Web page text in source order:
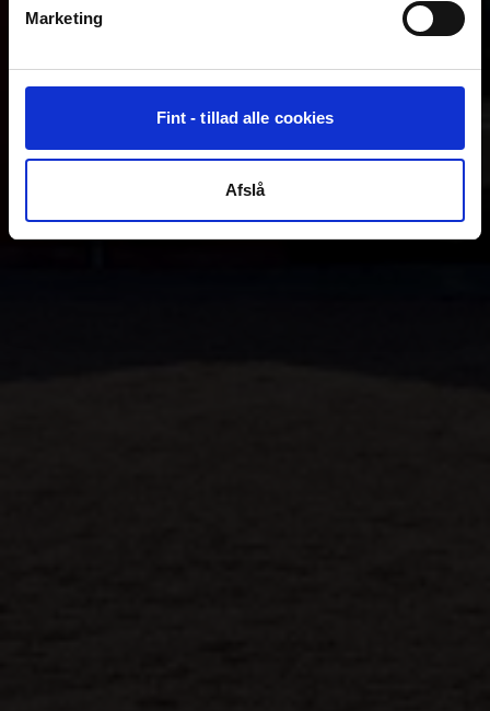
Marketing
Fint - tillad alle cookies
Afslå